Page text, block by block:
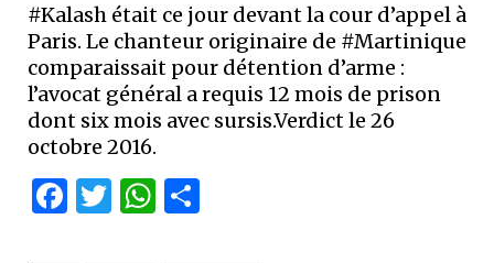
#Kalash était ce jour devant la cour d’appel à
Paris. Le chanteur originaire de #Martinique
comparaissait pour détention d’arme :
l’avocat général a requis 12 mois de prison
dont six mois avec sursis.Verdict le 26
octobre 2016.
Facebook
Twitter
WhatsApp